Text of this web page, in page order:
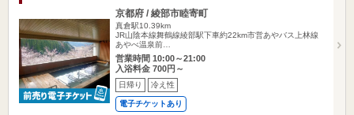
京都府 / 綾部市睦寄町
真倉駅10.39km
JR山陰本線舞鶴線綾部駅下車約22km市営あやバス上林線
あやべ温泉前…
営業時間 10:00～21:00
入浴料金 700円～
日帰り 冷え性
電子チケットあり